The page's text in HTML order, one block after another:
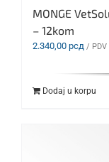
MONGE
– 12kom
2.340,00 рсд / PDV
Dodaj u korpu